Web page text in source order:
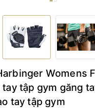
Womens
tập gym găng
tay tập gym